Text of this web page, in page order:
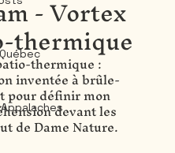
- Vortex
thermique
thermique :
inventée à brûle-
pour définir mon
devant les
de Dame Nature.